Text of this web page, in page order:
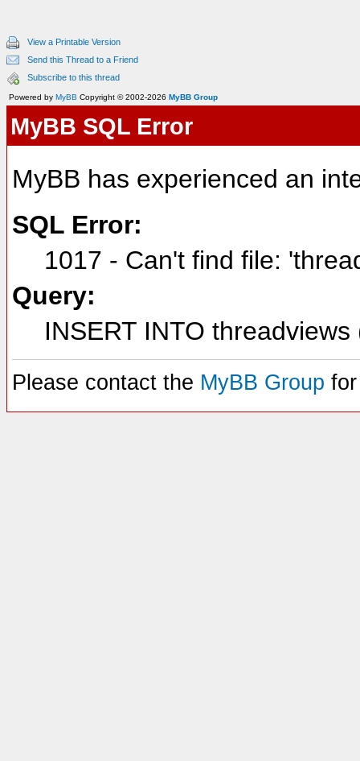
View a Printable Version
Send this Thread to a Friend
Subscribe to this thread
Powered by MyBB Copyright © 2002-2026 MyBB Group
MyBB SQL Error
MyBB has experienced an
SQL Error:
1017 - Can't find file:
Query:
INSERT INTO
Please contact the MyBB Group